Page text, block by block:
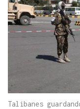
Talibanes